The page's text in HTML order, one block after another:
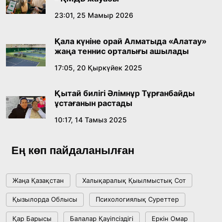
Қазақ тіліндегі «құт» концептісінің
09:21, 21 Шілде 2026
Абайдың адам тәрбиесі туралы
18:59, 20 Шілде 2026
ме, әлде бәсекелесі ме?
Ұлттық архивтің ашылғанына 20 жыл: негізгі
жетістіктері мен даму бағыты
17:09, 20 Шілде 2026
23:01, 25 Мамыр 2026
Қала күніне орай Алматыда «Алатау»
жаңа теннис орталығы ашылады
17:05, 20 Қыркүйек 2025
Қытай билігі Әлімнұр Тұрғанбайды
ұстағанын растады
10:17, 14 Тамыз 2025
Ең көп пайдаланылған
Жаңа Қазақстан Халықаралық Қыылмыстық Сот
Қызылорда Облысы Психологиялық Суреттер
Қар Барысы Балалар Қауіпсіздігі Еркін Омар